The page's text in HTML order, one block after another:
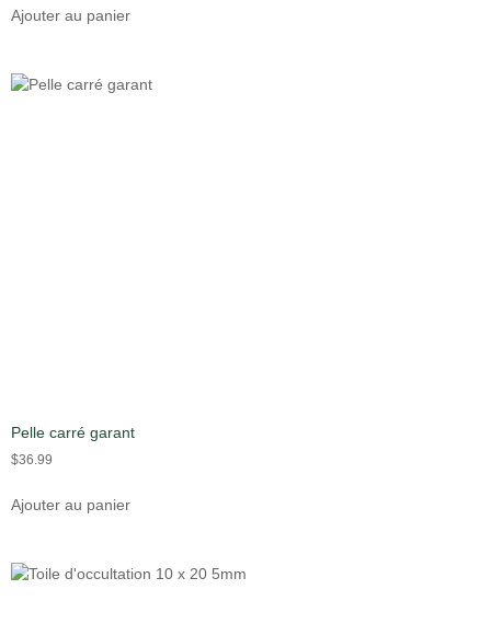
Ajouter au panier
Pelle carré garant
$36.99
Ajouter au panier